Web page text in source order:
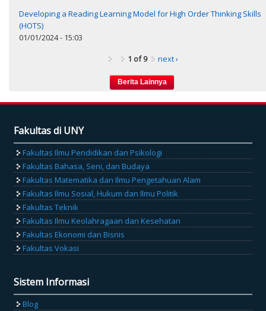
Developing a Reading Learning Model for High Order Thinking Skills
(HOTS)
01/01/2024 - 15:03
1 of 9
next ›
Fakultas di UNY
Fakultas Ilmu Pendidikan dan Psikologi
Fakultas Bahasa, Seni, dan Budaya
Fakultas Matematika dan Ilmu Pengetahuan Alam
Fakultas Ilmu Sosial, Hukum dan Ilmu Politik
Fakultas Teknik
Fakultas Ilmu Keolahragaan dan Kesehatan
Fakultas Ekonomi dan Bisnis
Fakultas Vokasi
Sistem Informasi
Blog